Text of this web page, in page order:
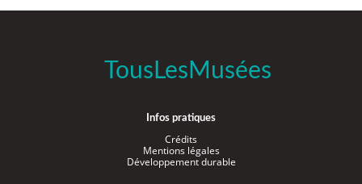
TousLesMusées
Infos pratiques
Crédits
Mentions légales
Développement durable